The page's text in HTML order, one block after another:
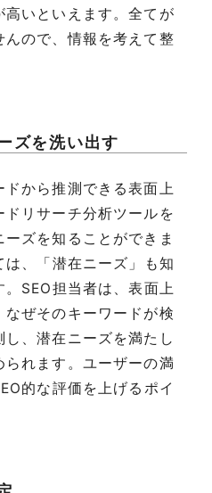
いといえます。全てが
ので、情報を考えて整
ズを洗い出す
から推測できる表面上
リサーチ分析ツールを
ズを知ることができま
は、「潜在ニーズ」も知
SEO担当者は、表面上
ぜそのキーワードが検
、潜在ニーズを満たし
れます。ユーザーの満
的な評価を上げるポイ